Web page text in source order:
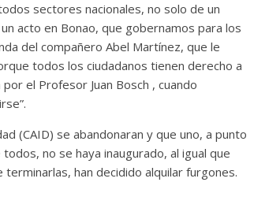
sectores nacionales, no solo de un
acto en Bonao, que gobernamos para los
del compañero Abel Martínez, que le
todos los ciudadanos tienen derecho a
el Profesor Juan Bosch , cuando
(CAID) se abandonaran y que uno, a punto
no se haya inaugurado, al igual que
han decidido alquilar furgones.